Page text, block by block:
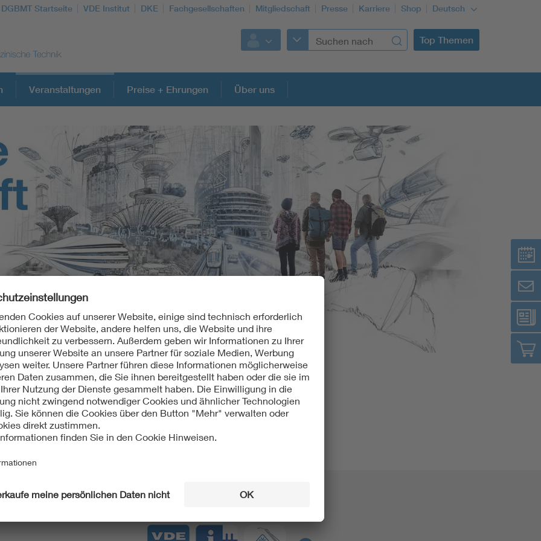
DGBMT Startseite VDE Institut DKE Fachgesellschaften Mitgliedschaft Presse Karriere Shop Deutsch
Top Themen
Weitere Themen
Assisted Living
Prostheses + implants
Veranstaltungen Preise + Ehrungen Über uns
VDE Apps